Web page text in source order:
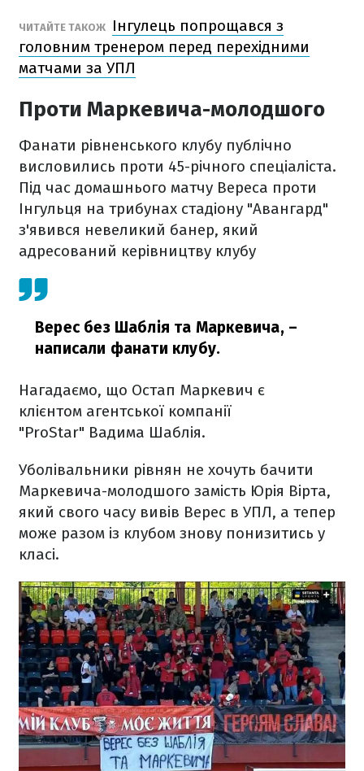
ЧИТАЙТЕ ТАКОЖ
Інгулець попрощався з
головним тренером перед перехідними
матчами за УПЛ
Проти Маркевича-молодшого
Фанати рівненського клубу публічно
висловились проти 45-річного спеціаліста.
Під час домашнього матчу Вереса проти
Інгульця на трибунах стадіону "Авангард"
з'явився невеликий банер, який
адресований керівництву клубу
Верес без Шаблія та Маркевича, –
написали фанати клубу.
Нагадаємо, що Остап Маркевич є
клієнтом агентської компанії
"ProStar" Вадима Шаблія.
Уболівальники рівнян не хочуть бачити
Маркевича-молодшого замість Юрія Вірта,
який свого часу вивів Верес в УПЛ, а тепер
може разом із клубом знову понизитись у
класі.